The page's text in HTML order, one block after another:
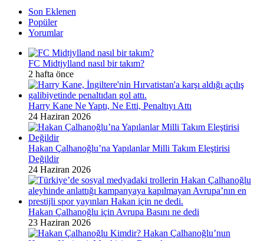
Son Eklenen
Popüler
Yorumlar
FC Midtjylland nasıl bir takım?
2 hafta önce
Harry Kane Ne Yaptı, Ne Etti, Penaltıyı Attı
24 Haziran 2026
Hakan Çalhanoğlu’na Yapılanlar Milli Takım Eleştirisi
Değildir
24 Haziran 2026
Hakan Çalhanoğlu için Avrupa Basını ne dedi
23 Haziran 2026